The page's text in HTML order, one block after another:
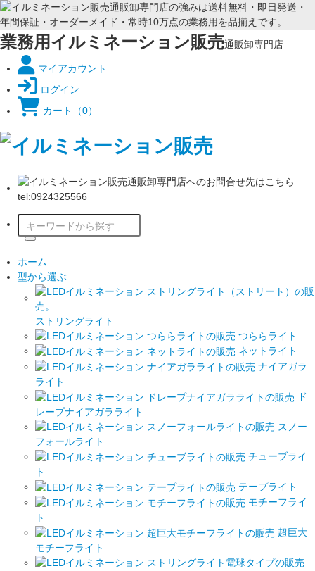
業務用イルミネーション販売通販卸専門店
マイアカウント
ログイン
カート
（0）
ホーム
型から選ぶ
ストリングライト
つららライト
ネットライト
ナイアガラ
ライト
ド
レープナイアガラライト
スノー
フォールライト
チューブライ
ト
テープライト
モチーフライ
ト
超巨大
モチーフライト